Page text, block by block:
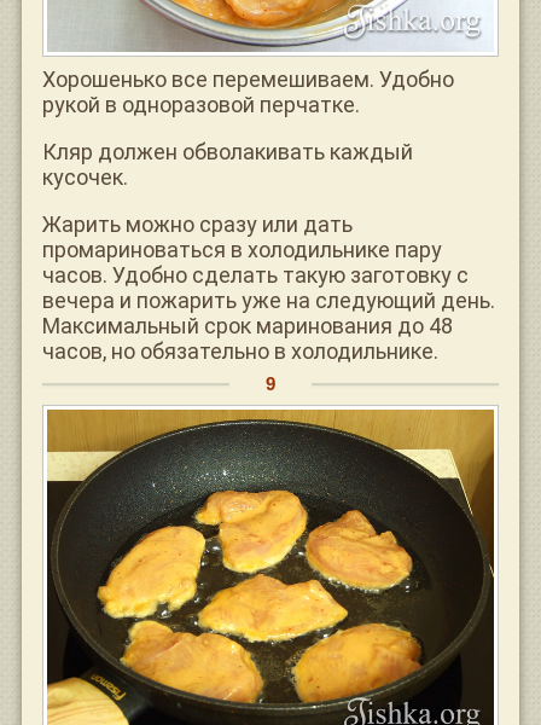
Хорошенько все перемешиваем. Удобно
рукой в одноразовой перчатке.
Кляр должен обволакивать каждый
кусочек.
Жарить можно сразу или дать
промариноваться в холодильнике пару
часов. Удобно сделать такую заготовку с
вечера и пожарить уже на следующий день.
Максимальный срок маринования до 48
часов, но обязательно в холодильнике.